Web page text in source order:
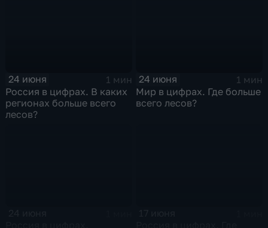
24 июня
1 мин
Россия в цифрах. В каких
регионах больше всего
лесов?
24 июня
1 мин
Мир в цифрах. Где больше
всего лесов?